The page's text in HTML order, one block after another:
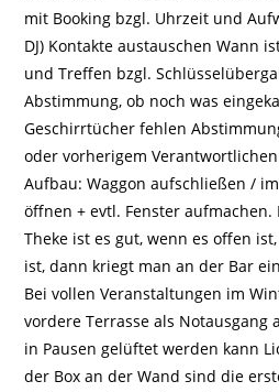
mit Booking bzgl. Uhrzeit und
DJ) Kontakte austauschen Wann
und Treffen bzgl.
Abstimmung, ob noch was
Geschirrtücher fehlen
oder vorherigem
Aufbau: Waggon aufschließen /
öffnen + evtl. Fenster aufmachen.
Theke ist es gut, wenn es offen
ist, dann kriegt man an der Bar
Bei vollen Veranstaltungen im
vordere Terrasse als
in Pausen gelüftet werden kann
der Box an der Wand sind die